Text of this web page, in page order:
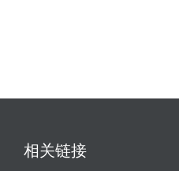
相关链接